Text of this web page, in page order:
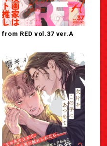
from RED vol.37 ver.A